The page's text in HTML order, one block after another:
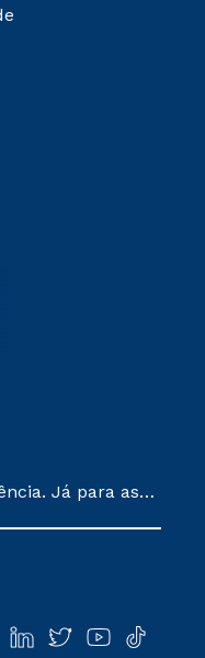
Já para as